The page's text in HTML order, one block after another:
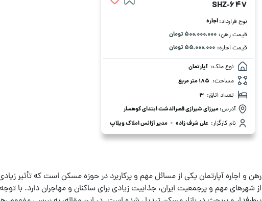
SHZ-647
نوع قرارداد:اجاره
قیمت رهن: ۵۰۰,۰۰۰,۰۰۰ تومان
قیمت اجاره: ۵۵,۰۰۰,۰۰۰ تومان
نوع ملک: آپارتمان
مساحت: 185 متر مربع
تعداد اتاق: 3
آدرس:میرزای شیرازی قصرالدشت ابتدای کوهسار
نام کارگزار: علی شرف زاده - مدیر آژانس املاک ویلاپ
رهن و اجاره آپارتمان یکی از مسائل مهم و پرکاربرد در حوزه مسکن است که تأثیر
از شهرهای مهم و پرجمعیت ایران، جذابیت زیادی برای ساکنان و مهاجران دارد. با